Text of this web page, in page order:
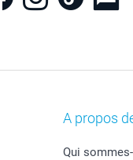
A propos
Qui